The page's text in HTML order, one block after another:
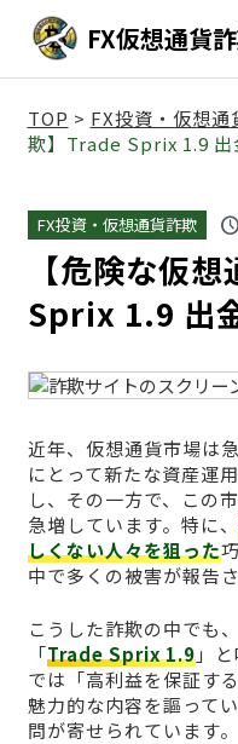
FX仮想通貨
TOP > FX投資・仮想通
欺】Trade Sprix 1.9 出
FX投資・仮想通貨詐欺 schedule
【危険な仮
Sprix 1.9 出
近年、仮想通貨市場は
にとって新たな資産運
し、その一方で、この
急増しています。特に、
しくない人々を狙った
中で多くの被害が報告
こうした詐欺の中でも
「Trade Sprix 1.9」
では「高利益を保証す
魅力的な内容を謳って
問が寄せられています。